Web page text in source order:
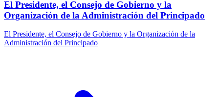
El Presidente, el Consejo de Gobierno y la
Organización de la Administración del Principado
El Presidente, el Consejo de Gobierno y la Organización de la
Administración del Principado